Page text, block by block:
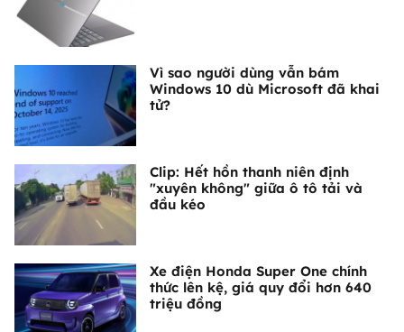
Vì sao người dùng vẫn bám
Windows 10 dù Microsoft đã khai
tử?
Clip: Hết hồn thanh niên định
"xuyên không" giữa ô tô tải và
đầu kéo
Xe điện Honda Super One chính
thức lên kệ, giá quy đổi hơn 640
triệu đồng